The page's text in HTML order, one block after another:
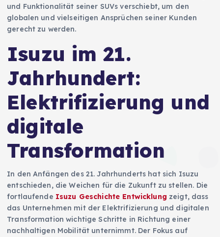
und Funktionalität seiner SUVs verschiebt, um den
globalen und vielseitigen Ansprüchen seiner Kunden
gerecht zu werden.
Isuzu im 21.
Jahrhundert:
Elektrifizierung und
digitale
Transformation
In den Anfängen des 21. Jahrhunderts hat sich Isuzu
entschieden, die Weichen für die Zukunft zu stellen. Die
fortlaufende Isuzu Geschichte Entwicklung zeigt, dass
das Unternehmen mit der Elektrifizierung und digitalen
Transformation wichtige Schritte in Richtung einer
nachhaltigen Mobilität unternimmt. Der Fokus auf